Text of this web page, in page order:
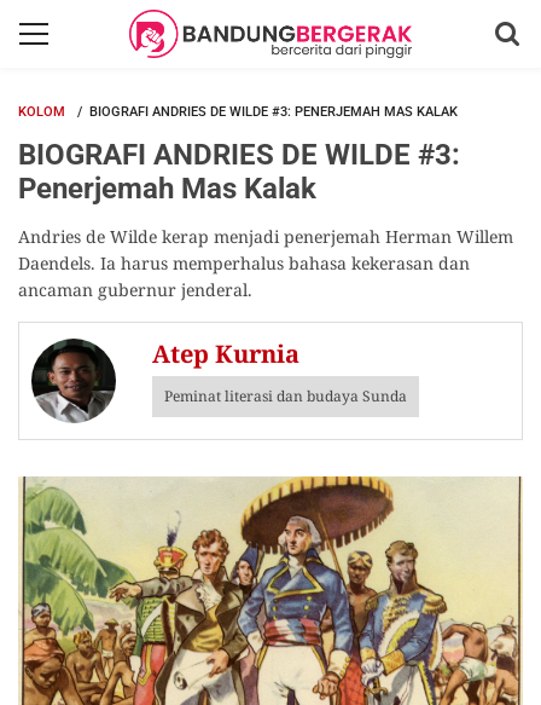
KOLOM BIOGRAFI ANDRIES DE WILDE #3: PENERJEMAH MAS KALAK
BIOGRAFI ANDRIES DE WILDE #3:
Penerjemah Mas Kalak
Andries de Wilde kerap menjadi penerjemah Herman Willem
Daendels. Ia harus memperhalus bahasa kekerasan dan
ancaman gubernur jenderal.
Atep Kurnia
Peminat literasi dan budaya Sunda